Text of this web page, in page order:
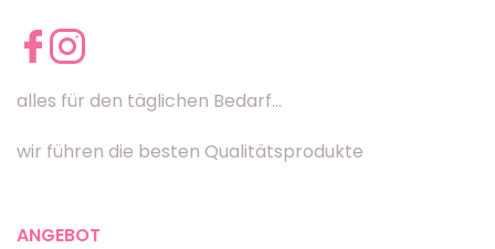
alles für den täglichen Bedarf...
wir führen die besten Qualitätsprodukte
ANGEBOT